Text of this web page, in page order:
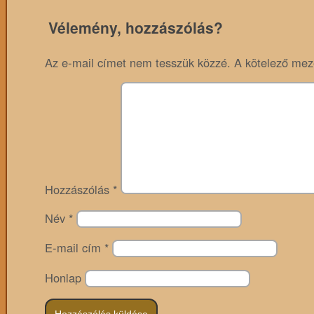
Vélemény, hozzászólás?
Az e-mail címet nem tesszük közzé. A kötelező
Hozzászólás *
Név *
E-mail cím *
Honlap